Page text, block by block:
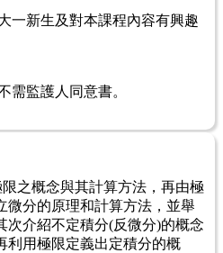
一新生及對本課程內容有興趣
需監護人同意書。
之概念與其計算方法，再由極
微分的原理和計算方法，並舉
次介紹不定積分(反微分)的概念
利用極限定義出定積分的概